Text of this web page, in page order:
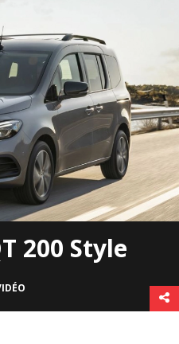
200 Style